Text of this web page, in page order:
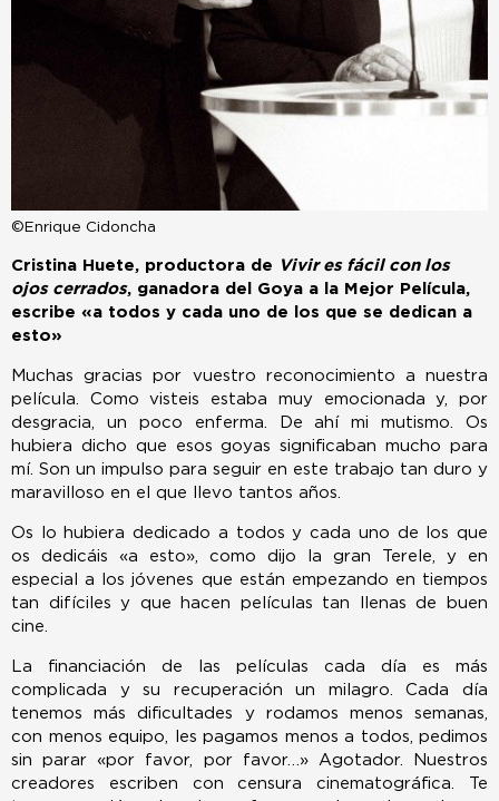
©Enrique Cidoncha
Cristina Huete, productora de Vivir es fácil con los
ojos cerrados, ganadora del Goya a la Mejor Película,
escribe «a todos y cada uno de los que se dedican a
esto»
Muchas gracias por vuestro reconocimiento a nuestra
película. Como visteis estaba muy emocionada y, por
desgracia, un poco enferma. De ahí mi mutismo. Os
hubiera dicho que esos ­goyas significaban mucho para
mí. Son un impulso para seguir en este trabajo tan duro y
­maravilloso en el que llevo tantos años.
Os lo hubiera d­edicado a todos y cada uno de los que
os dedicáis «a esto», como dijo la gran Terele, y en
especial a los jóvenes que están empezando en tiempos
tan difíciles y que hacen películas tan llenas de buen
cine.
La financiación de las películas cada día es más
complicada y su recuperación un milagro. Cada día
tenemos más dificultades y rodamos menos semanas,
con menos equipo, les pagamos menos a todos, pedimos
sin parar «por favor, por favor…» Agotador. Nuestros
creadores escriben con censura cinematográfica. Te